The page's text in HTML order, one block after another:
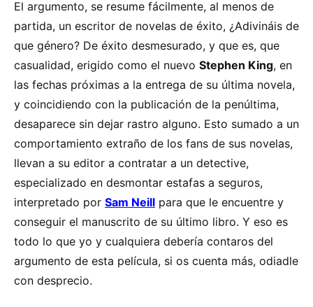
El argumento, se resume fácilmente, al menos de
partida, un escritor de novelas de éxito, ¿Adivináis de
que género? De éxito desmesurado, y que es, que
casualidad, erigido como el nuevo Stephen King, en
las fechas próximas a la entrega de su última novela,
y coincidiendo con la publicación de la penúltima,
desaparece sin dejar rastro alguno. Esto sumado a un
comportamiento extraño de los fans de sus novelas,
llevan a su editor a contratar a un detective,
especializado en desmontar estafas a seguros,
interpretado por Sam Neill para que le encuentre y
conseguir el manuscrito de su último libro. Y eso es
todo lo que yo y cualquiera debería contaros del
argumento de esta película, si os cuenta más, odiadle
con desprecio.